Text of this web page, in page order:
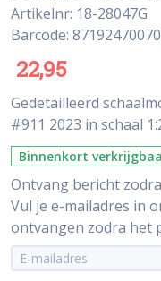
Artikelnr: 18-28047G
Barcode:
22,95
Gedetailleerd
#911 2023 in schaal
Binnenkort
Ontvang bericht
Vul je e-mailadres in
ontvangen zodra het